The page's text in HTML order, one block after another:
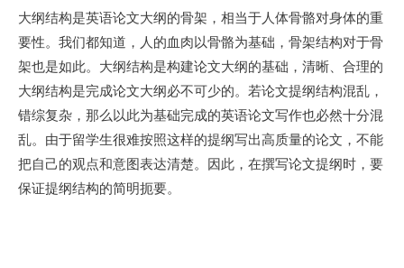
大纲结构是英语论文大纲的骨架，相当于人体骨骼对身体的重
要性。我们都知道，人的血肉以骨骼为基础，骨架结构对于骨
架也是如此。大纲结构是构建论文大纲的基础，清晰、合理的
大纲结构是完成论文大纲必不可少的。若论文提纲结构混乱，
错综复杂，那么以此为基础完成的英语论文写作也必然十分混
乱。由于留学生很难按照这样的提纲写出高质量的论文，不能
把自己的观点和意图表达清楚。因此，在撰写论文提纲时，要
保证提纲结构的简明扼要。